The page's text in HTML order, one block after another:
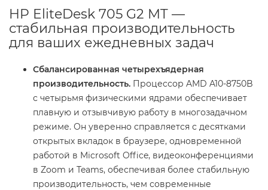
HP EliteDesk 705 G2 MT —
стабильная производительность
для ваших ежедневных задач
Сбалансированная четырехъядерная
производительность. Процессор AMD A10-8750B
с четырьмя физическими ядрами обеспечивает
плавную и отзывчивую работу в многозадачном
режиме. Он уверенно справляется с десятками
открытых вкладок в браузере, одновременной
работой в Microsoft Office, видеоконференциями
в Zoom и Teams, обеспечивая более стабильную
производительность, чем современные